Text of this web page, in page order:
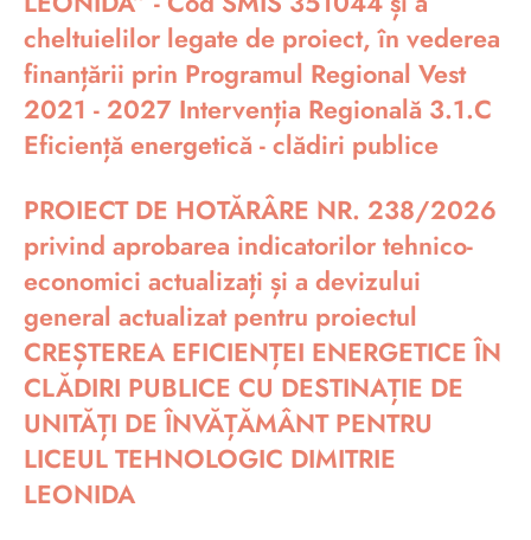
cheltuielilor legate de proiect, în vederea
finanțării prin Programul Regional Vest
2021 - 2027 Intervenția Regională 3.1.C
Eficiență energetică - clădiri publice
PROIECT DE HOTĂRÂRE NR. 238/2026
privind aprobarea indicatorilor tehnico-
economici actualizați și a devizului
general actualizat pentru proiectul
CREȘTEREA EFICIENȚEI ENERGETICE ÎN
CLĂDIRI PUBLICE CU DESTINAȚIE DE
UNITĂȚI DE ÎNVĂȚĂMÂNT PENTRU
LICEUL TEHNOLOGIC DIMITRIE
LEONIDA